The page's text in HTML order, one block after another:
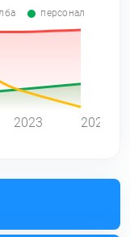
персонал
2023 2024